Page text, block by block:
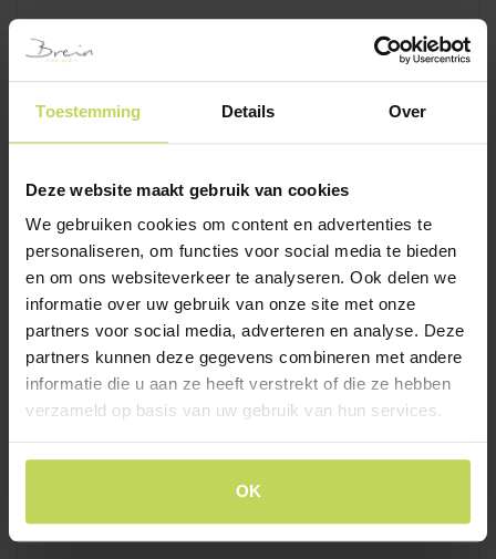
Toestemming Details Over
Deze website maakt gebruik van cookies
We gebruiken cookies om content en advertenties te
personaliseren, om functies voor social media te bieden
en om ons websiteverkeer te analyseren. Ook delen we
informatie over uw gebruik van onze site met onze
partners voor social media, adverteren en analyse. Deze
partners kunnen deze gegevens combineren met andere
informatie die u aan ze heeft verstrekt of die ze hebben
verzameld op basis van uw gebruik van hun services.
OK
ACCESSOIRES
Sierkussens
VERLICHTING
Tafellampen
Hanglampen
Plafondlampen